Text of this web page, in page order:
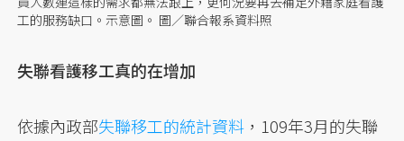
工的服務缺口。示意圖。 圖／聯合報系資料照
失聯看護移工真的在增加
依據內政部失聯移工的統計資料 ，109年3月的失聯